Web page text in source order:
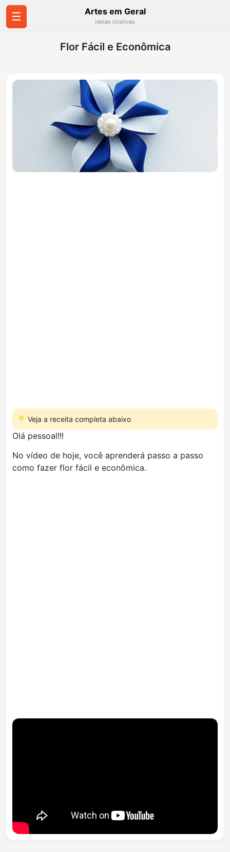
☰ Artes em Geral
Ideias criativas
Flor Fácil e Econômica
Veja a receita completa abaixo
Olá pessoal!!!
No vídeo de hoje, você aprenderá passo a passo
como fazer flor fácil e econômica.